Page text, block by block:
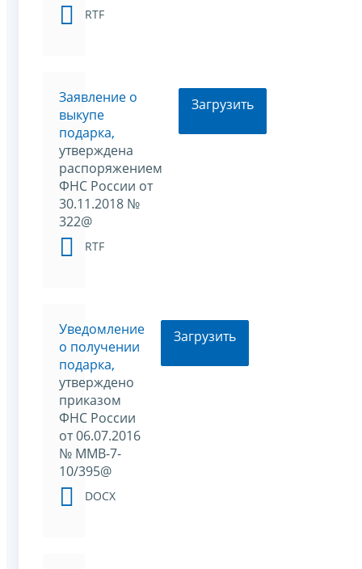
RTF
Заявление о
выкупе
подарка,
утверждена
распоряжением
ФНС России от
30.11.2018 №
322@
RTF
Загрузить
Уведомление
о получении
подарка,
утверждено
приказом
ФНС России
от 06.07.2016
№ ММВ-7-
10/395@
DOCX
Загрузить